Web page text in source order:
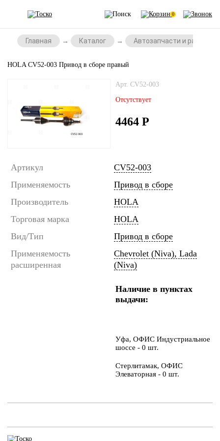
0
Главная Каталог Автозапчасти и
HOLA CV52-003 Привод в сборе правый
Арт. CV52-003
Отсутствует
4464 Р
Артикул
CV52-003
Применяемость
Привод в сборе
Производитель
HOLA
Торговая марка
HOLA
Вид/Тип
Привод в сборе
Применяемость
расширенная
Chevrolet (Niva), Lada
(Niva)
Наличие в пунктах
выдачи:
Уфа, ОФИС Индустриальное
шоссе - 0 шт.
Стерлитамак, ОФИС
Элеваторная - 0 шт.